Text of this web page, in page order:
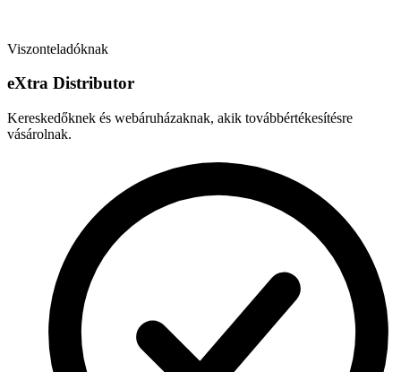
Viszonteladóknak
eXtra Distributor
Kereskedőknek és webáruházaknak, akik továbbértékesítésre
vásárolnak.